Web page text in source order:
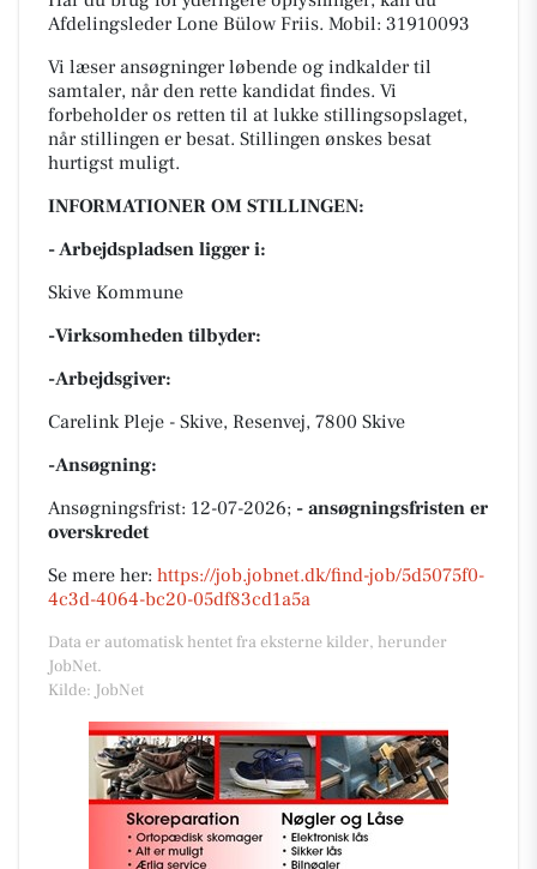
Afdelingsleder Lone Bülow Friis. Mobil: 31910093
Vi læser ansøgninger løbende og indkalder til
samtaler, når den rette kandidat findes. Vi
forbeholder os retten til at lukke stillingsopslaget,
når stillingen er besat. Stillingen ønskes besat
hurtigst muligt.
INFORMATIONER OM STILLINGEN:
- Arbejdspladsen ligger i:
Skive Kommune
-Virksomheden tilbyder:
-Arbejdsgiver:
Carelink Pleje - Skive, Resenvej, 7800 Skive
-Ansøgning:
Ansøgningsfrist: 12-07-2026; - ansøgningsfristen er
overskredet
Se mere her: https://job.jobnet.dk/find-job/5d5075f0-
4c3d-4064-bc20-05df83cd1a5a
Data er automatisk hentet fra eksterne kilder, herunder
JobNet.
Kilde: JobNet